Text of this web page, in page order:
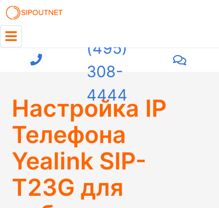
(495)
308-
4444
Настройка IP
Телефона
Yealink SIP-
T23G для